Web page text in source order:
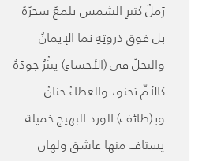
رَملٌ كتبرِ الشمسِ يلمعُ سحرُهُ
بل فوق ذروتِهِ نما الإيمانُ
والنخلُ في (الأحساءِ) ينثُرُ جودَهُ
كالأمِّ تحنو، والعطاءُ حنانُ
وبـ(طائف) الورد البهيج خميلة
يستاف منها عاشق ولهان